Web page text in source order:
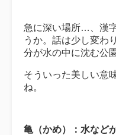
急に深い場所…、漢
うか。話は少し変わ
分が水の中に沈む公
そういった美しい意
ね。
亀（かめ）：水など